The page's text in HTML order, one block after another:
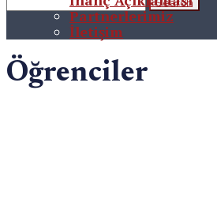
Partnerlerimiz
İletişim
Öğrenciler